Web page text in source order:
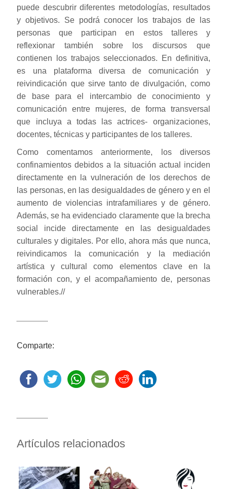
puede descubrir diferentes metodologías, resultados
y objetivos. Se podrá conocer los trabajos de las
personas que participan en estos talleres y
reflexionar también sobre los discursos que
contienen los trabajos seleccionados. En definitiva,
es una plataforma diversa de comunicación y
reivindicación que sirve tanto de divulgación, como
de base para el intercambio de conocimiento y
comunicación entre mujeres, de forma transversal
que incluya a todas las actrices- organizaciones,
docentes, técnicas y participantes de los talleres.
Como comentamos anteriormente, los diversos
confinamientos debidos a la situación actual inciden
directamente en la vulneración de los derechos de
las personas, en las desigualdades de género y en el
aumento de violencias intrafamiliares y de género.
Además, se ha evidenciado claramente que la brecha
social incide directamente en las desigualdades
culturales y digitales. Por ello, ahora más que nunca,
reivindicamos la comunicación y la mediación
artística y cultural como elementos clave en la
formación con, y el acompañamiento de, personas
vulnerables.//
Comparte:
Artículos relacionados